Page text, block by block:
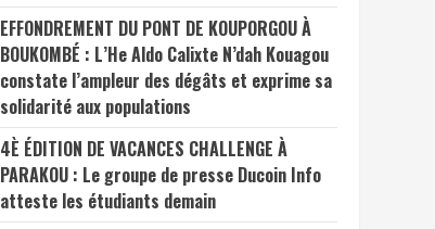
EFFONDREMENT DU PONT DE KOUPORGOU À
BOUKOMBÉ : L’He Aldo Calixte N’dah Kouagou
constate l’ampleur des dégâts et exprime sa
solidarité aux populations
4È ÉDITION DE VACANCES CHALLENGE À
PARAKOU : Le groupe de presse Ducoin Info
atteste les étudiants demain